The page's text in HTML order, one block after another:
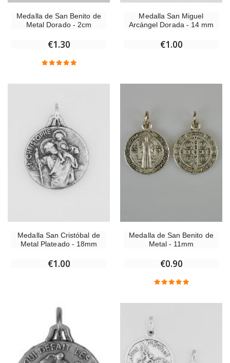
Medalla de San Benito de
Metal Dorado - 2cm
€1.30
Medalla San Miguel
Arcángel Dorada - 14 mm
€1.00
Medalla San Cristóbal de
Metal Plateado - 18mm
€1.00
Medalla de San Benito de
Metal - 11mm
€0.90